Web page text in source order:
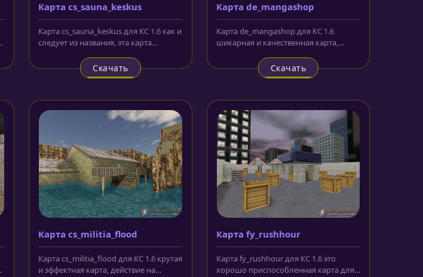
Карта cs_sauna_keskus
Карта cs_sauna_keskus для КС 1.6 как и
следует из названия, эта карта
Скачать
Карта de_mangashop
Карта de_mangashop для КС 1.6
шикарная и качественная карта,
похвал....
Скачать
Карта cs_militia_flood
Карта cs_militia_flood для КС 1.6 крутая
и эффектная карта, действие на
Карта fy_rushhour
Карта fy_rushhour для КС 1.6 это
хорошо приспособленная карта для